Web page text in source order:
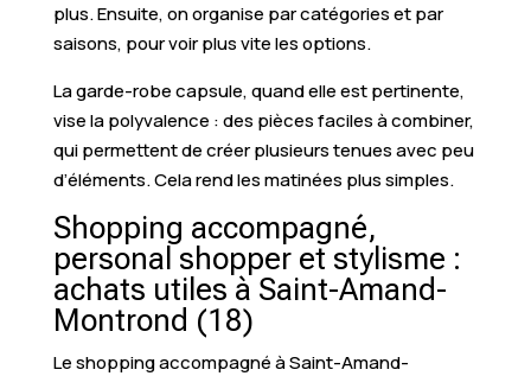
plus. Ensuite, on organise par catégories et par
saisons, pour voir plus vite les options.
La garde-robe capsule, quand elle est pertinente,
vise la polyvalence : des pièces faciles à combiner,
qui permettent de créer plusieurs tenues avec peu
d’éléments. Cela rend les matinées plus simples.
Shopping accompagné,
personal shopper et stylisme :
achats utiles à Saint-Amand-
Montrond (18)
Le shopping accompagné à Saint-Amand-